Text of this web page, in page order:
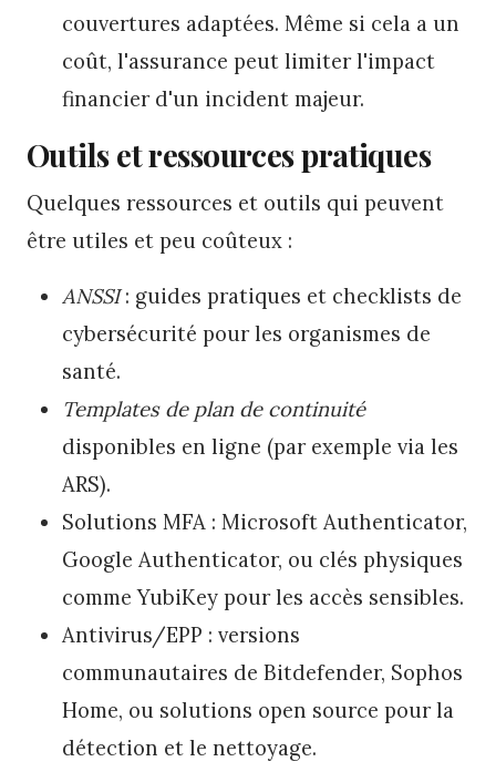
couvertures adaptées. Même si cela a un
coût, l'assurance peut limiter l'impact
financier d'un incident majeur.
Outils et ressources pratiques
Quelques ressources et outils qui peuvent
être utiles et peu coûteux :
ANSSI: guides pratiques et checklists de
cybersécurité pour les organismes de
santé.
Templates de plan de continuité
disponibles en ligne (par exemple via les
ARS).
Solutions MFA : Microsoft Authenticator,
Google Authenticator, ou clés physiques
comme YubiKey pour les accès sensibles.
Antivirus/EPP : versions
communautaires de Bitdefender, Sophos
Home, ou solutions open source pour la
détection et le nettoyage.